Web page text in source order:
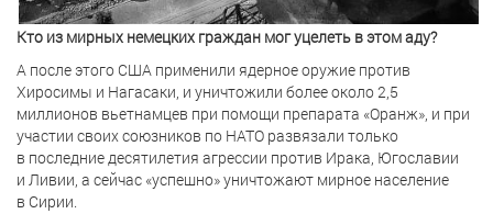
Кто из мирных немецких граждан мог уцелеть в этом аду?
А после этого США применили ядерное оружие против
Хиросимы и Нагасаки, и уничтожили более около 2,5
миллионов вьетнамцев при помощи препарата «Оранж», и при
участии своих союзников по НАТО развязали только
в последние десятилетия агрессии против Ирака, Югославии
и Ливии, а сейчас «успешно» уничтожают мирное население
в Сирии.